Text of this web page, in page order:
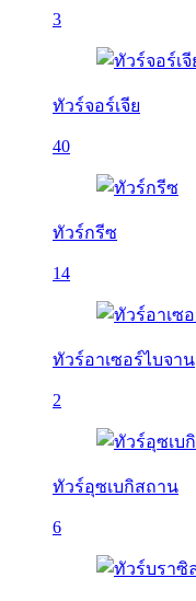
3
ทัวร์จอร์เจีย
40
ทัวร์กรีซ
14
ทัวร์อาเซอร์ไบจาน
2
ทัวร์อุซเบกิสถาน
6